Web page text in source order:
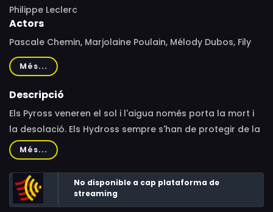
Philippe Leclerc
Actors
Pascale Chemin, Marjolaine Poulain, Mélody Dubos, Fily
Keita, Hélène Vauquois, Frédéric Cerdal, David Krüger,
Yann Le Madic, Gilbert Levy, Benjamin Pascal, Charles
Pestel, Philippe Sarrazin
Més...
Descripció
Els Pyross veneren el sol i l'aigua només porta la mort i
la desolació. Els Hydross sempre s'han de protegir de la
calor, que els petrifica. Tots dos pobles han estat en
guerra des de sempre fins al dia que Skän, un jove
guerrer Pyross que havia anat a una croada al llunyà
desert, va fixar els seus ulls a Kallisto
Més...
No disponible a cap plataforma de
streaming